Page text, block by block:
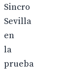
Sincro
Sevilla
en
la
prueba